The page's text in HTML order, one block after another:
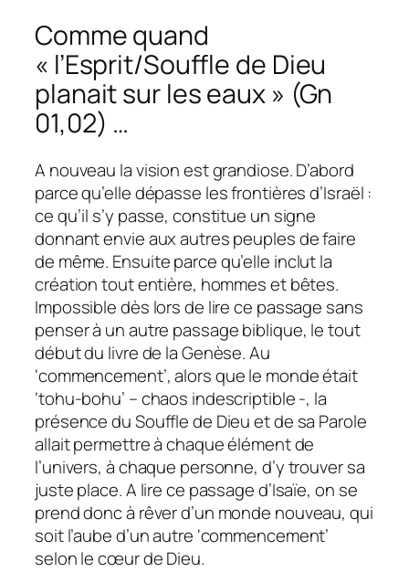
Comme quand
« l’Esprit/Souffle de Dieu
planait sur les eaux » (Gn
01,02) …
A nouveau la vision est grandiose. D’abord
parce qu’elle dépasse les frontières d’Israël :
ce qu’il s’y passe, constitue un signe
donnant envie aux autres peuples de faire
de même. Ensuite parce qu’elle inclut la
création tout entière, hommes et bêtes.
Impossible dès lors de lire ce passage sans
penser à un autre passage biblique, le tout
début du livre de la Genèse. Au
‘commencement’, alors que le monde était
‘tohu-bohu’ – chaos indescriptible -, la
présence du Souffle de Dieu et de sa Parole
allait permettre à chaque élément de
l’univers, à chaque personne, d’y trouver sa
juste place. A lire ce passage d’Isaïe, on se
prend donc à rêver d’un monde nouveau, qui
soit l’aube d’un autre ‘commencement’
selon le cœur de Dieu.